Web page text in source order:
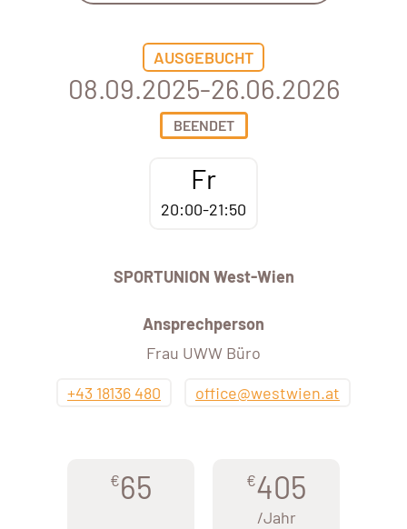
AUSGEBUCHT
08.09.2025-26.06.2026
BEENDET
Fr
20:00-21:50
SPORTUNION West-Wien
Ansprechperson
Frau UWW Büro
+43 18136 480
office@westwien.at
€65 €405
/Jahr